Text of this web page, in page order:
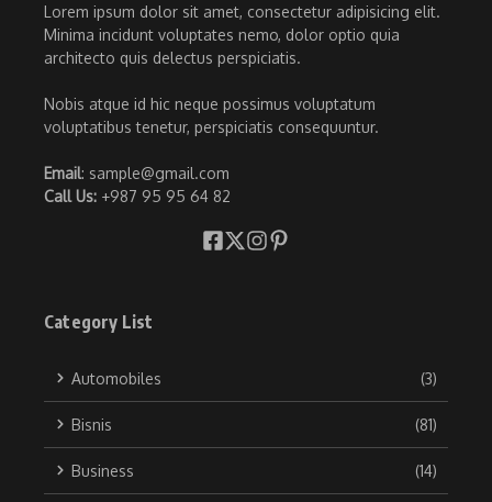
Lorem ipsum dolor sit amet, consectetur adipisicing elit.
Minima incidunt voluptates nemo, dolor optio quia
architecto quis delectus perspiciatis.
Nobis atque id hic neque possimus voluptatum
voluptatibus tenetur, perspiciatis consequuntur.
Email: sample@gmail.com
Call Us: +987 95 95 64 82
Category List
Automobiles (3)
Bisnis (81)
Business (14)